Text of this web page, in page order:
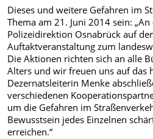
Dieses und weitere Gefahren im
Thema am 21. Juni 2014 sein:
Polizeidirektion Osnabrück auf
Auftaktveranstaltung zum
Die Aktionen richten sich an alle
Alters und wir freuen uns auf das
Dezernatsleiterin Menke
verschiedenen
um die Gefahren im
Bewusstsein jedes Einzelnen
erreichen.“